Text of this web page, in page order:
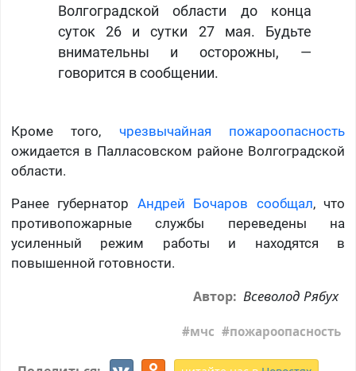
Волгоградской области до конца
суток 26 и сутки 27 мая. Будьте
внимательны и осторожны, —
говорится в сообщении.
Кроме того, чрезвычайная пожароопасность
ожидается в Палласовском районе Волгоградской
области.
Ранее губернатор Андрей Бочаров сообщал, что
противопожарные службы переведены на
усиленный режим работы и находятся в
повышенной готовности.
Автор: Всеволод Рябух
мчс пожароопасность